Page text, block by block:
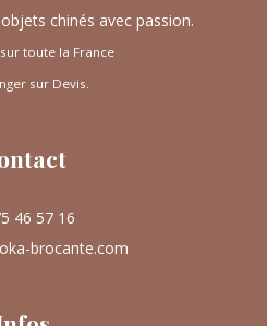
chinés avec passion.
toute la France
sur Devis.
46 57 16
brocante.com